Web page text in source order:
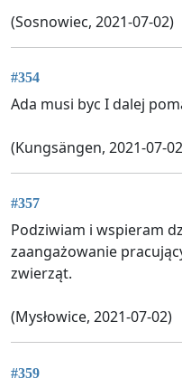
(Sosnowiec, 2021-07-02)
#354
Ada musi byc I dalej
(Kungsängen, 2021-07-
#357
Podziwiam i wspieram
zaangażowanie
zwierząt.
(Mysłowice, 2021-07-02)
#359